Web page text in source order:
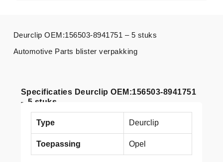
Specificaties Deurclip OEM:156503-8941751
– 5 stuks
Type Deurclip
Toepassing Opel
Deurclip OEM:156503-8941751 – 5 stuks
Automotive Parts blister verpakking